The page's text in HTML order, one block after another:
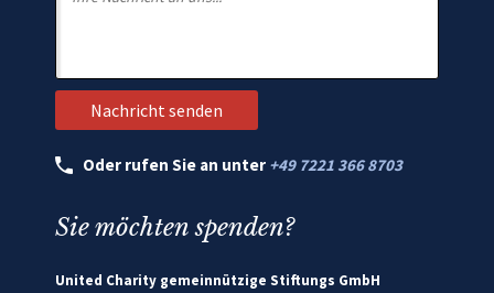
Oder rufen Sie an unter +49 7221 366 8703
Sie möchten spenden?
United Charity gemeinnützige Stiftungs GmbH